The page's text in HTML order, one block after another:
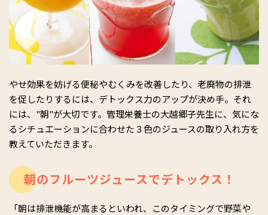
やせ効果を妨げる便秘やむくみを改善したり、老廃物の排泄
を促したりするには、デトックス力のアップが決め手。それ
には、"朝"が大切です。管理栄養士の大越郷子先生に、気にな
るシチュエーションに合わせた３色のジュースの取り入れ方を
教えていただきます。
朝のフルーツジュースでデトックス！
「朝は排泄機能が高まるといわれ、このタイミングで野菜や